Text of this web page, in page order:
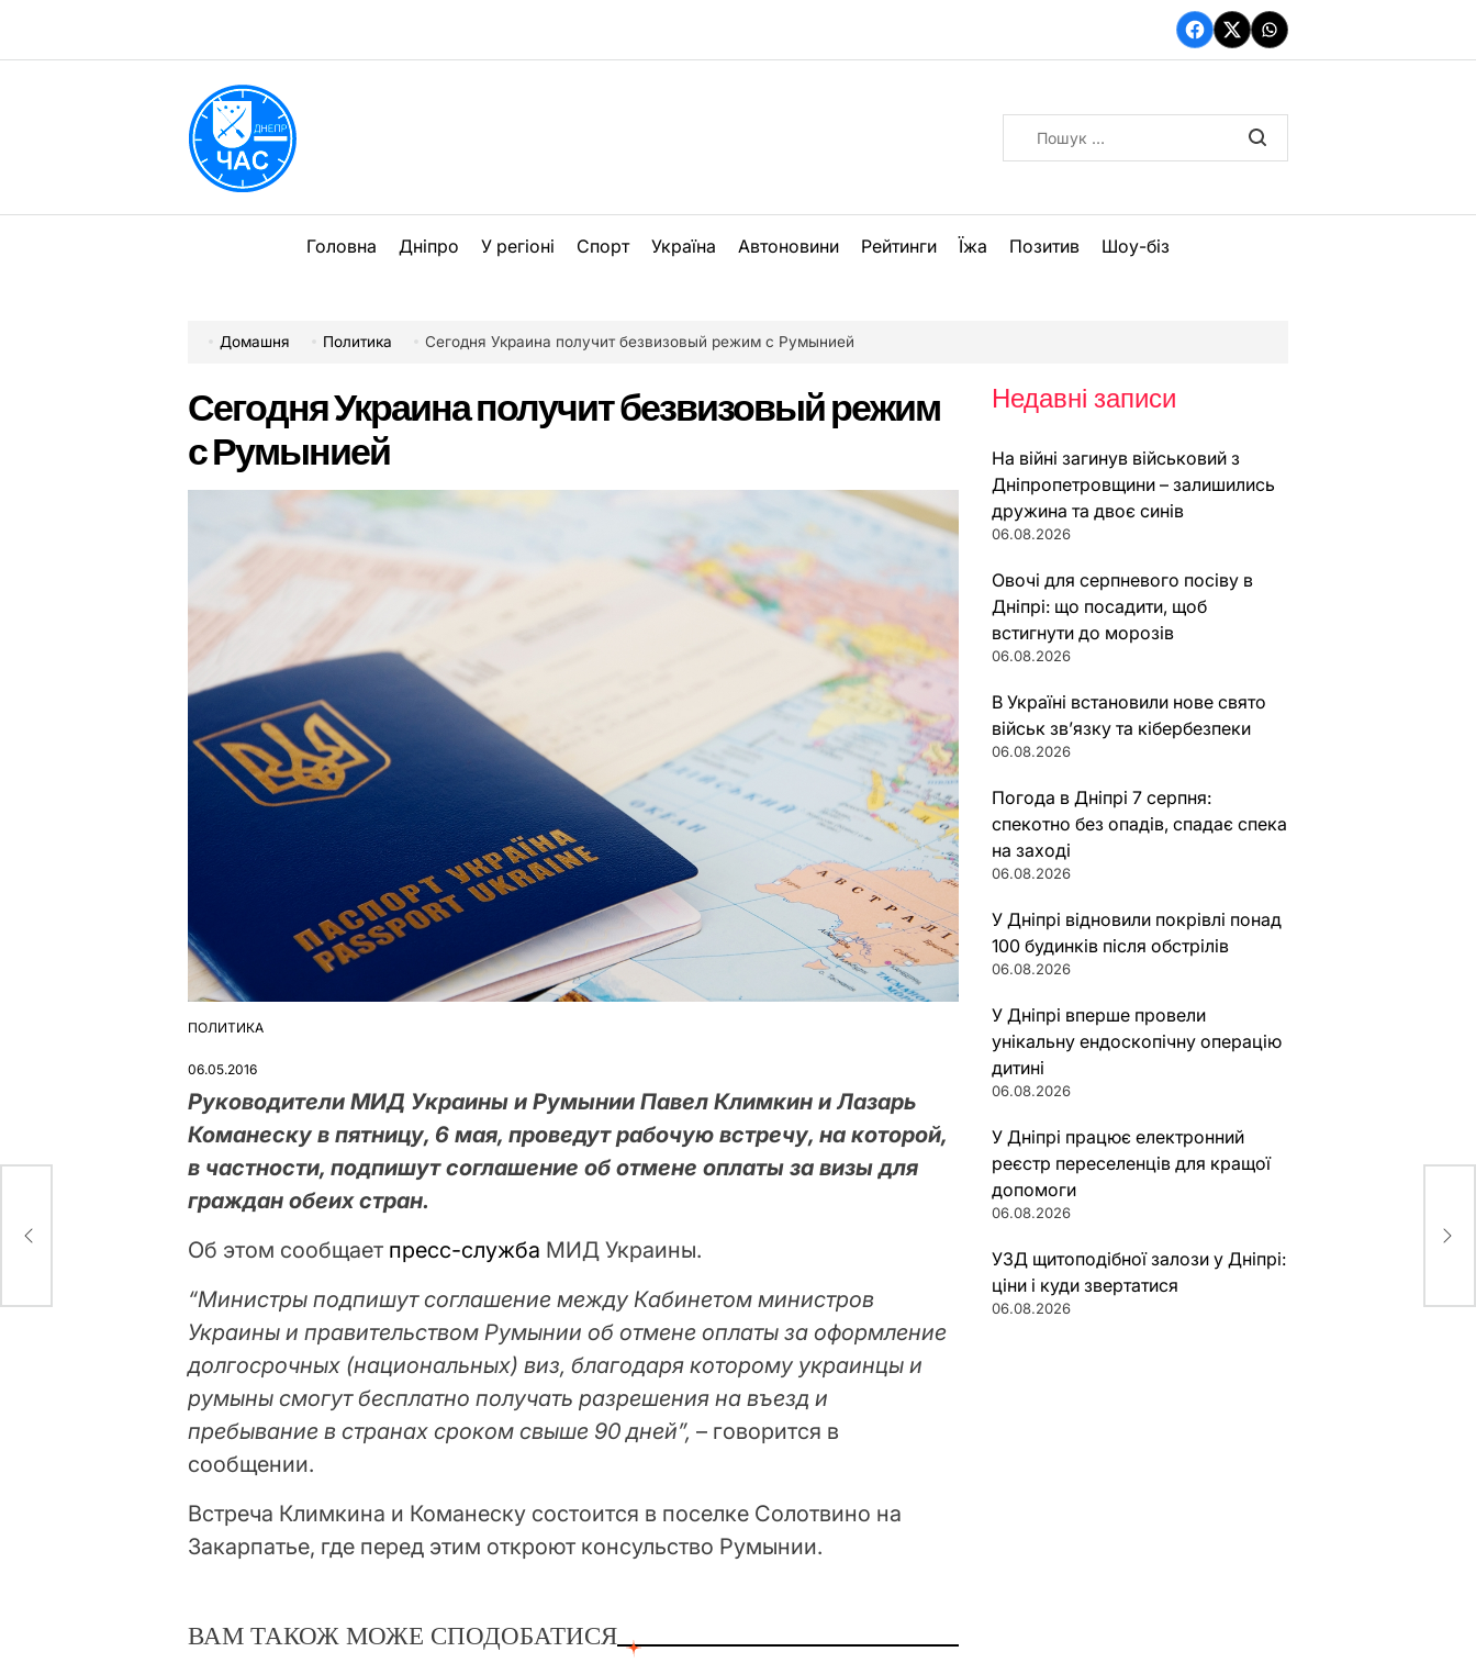
вмісту
Facebook
TwitterWhatsApp
Головна Дніпро У регіоні Спорт Україна Автоновини Рейтинги Їжа Позитив Шоу-біз
Домашня Политика Сегодня Украина получит безвизовый режим с Румынией
Сегодня Украина получит безвизовый режим
с Румынией
ОПУБЛІКУВАТИ
ПОЛИТИКА
06.05.2016
Руководители МИД Украины и Румынии Павел Климкин и Лазарь
Команеску в пятницу, 6 мая, проведут рабочую встречу, на которой,
в частности, подпишут соглашение об отмене оплаты за визы для
граждан обеих стран.
Об этом сообщает пресс-служба МИД Украины.
“Министры подпишут соглашение между Кабинетом министров
Украины и правительством Румынии об отмене оплаты за оформление
долгосрочных (национальных) виз, благодаря которому украинцы и
румыны смогут бесплатно получать разрешения на въезд и
пребывание в странах сроком свыше 90 дней”, – говорится в
сообщении.
Встреча Климкина и Команеску состоится в поселке Солотвино на
Закарпатье, где перед этим откроют консульство Румынии.
ВАМ ТАКОЖ МОЖЕ СПОДОБАТИСЯ
Недавні записи
На війні загинув військовий з
Дніпропетровщини – залишились
дружина та двоє синів
06.08.2026
Овочі для серпневого посіву в
Дніпрі: що посадити, щоб
встигнути до морозів
06.08.2026
В Україні встановили нове свято
військ зв’язку та кібербезпеки
06.08.2026
Погода в Дніпрі 7 серпня:
спекотно без опадів, спадає спека
на заході
06.08.2026
У Дніпрі відновили покрівлі понад
100 будинків після обстрілів
06.08.2026
У Дніпрі вперше провели
унікальну ендоскопічну операцію
дитині
06.08.2026
У Дніпрі працює електронний
реєстр переселенців для кращої
допомоги
06.08.2026
УЗД щитоподібної залози у Дніпрі:
ціни і куди звертатися
06.08.2026